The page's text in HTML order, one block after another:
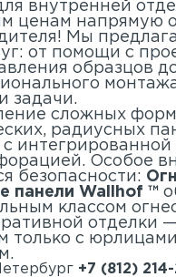
внутренней
ценам напрямую
Мы
от помощи с
образцов
задачи.
сложных
радиусных
интегрированной
Особое
безопасности:
панели Wallhof ™
классом
отделки
только с
+7 (812)